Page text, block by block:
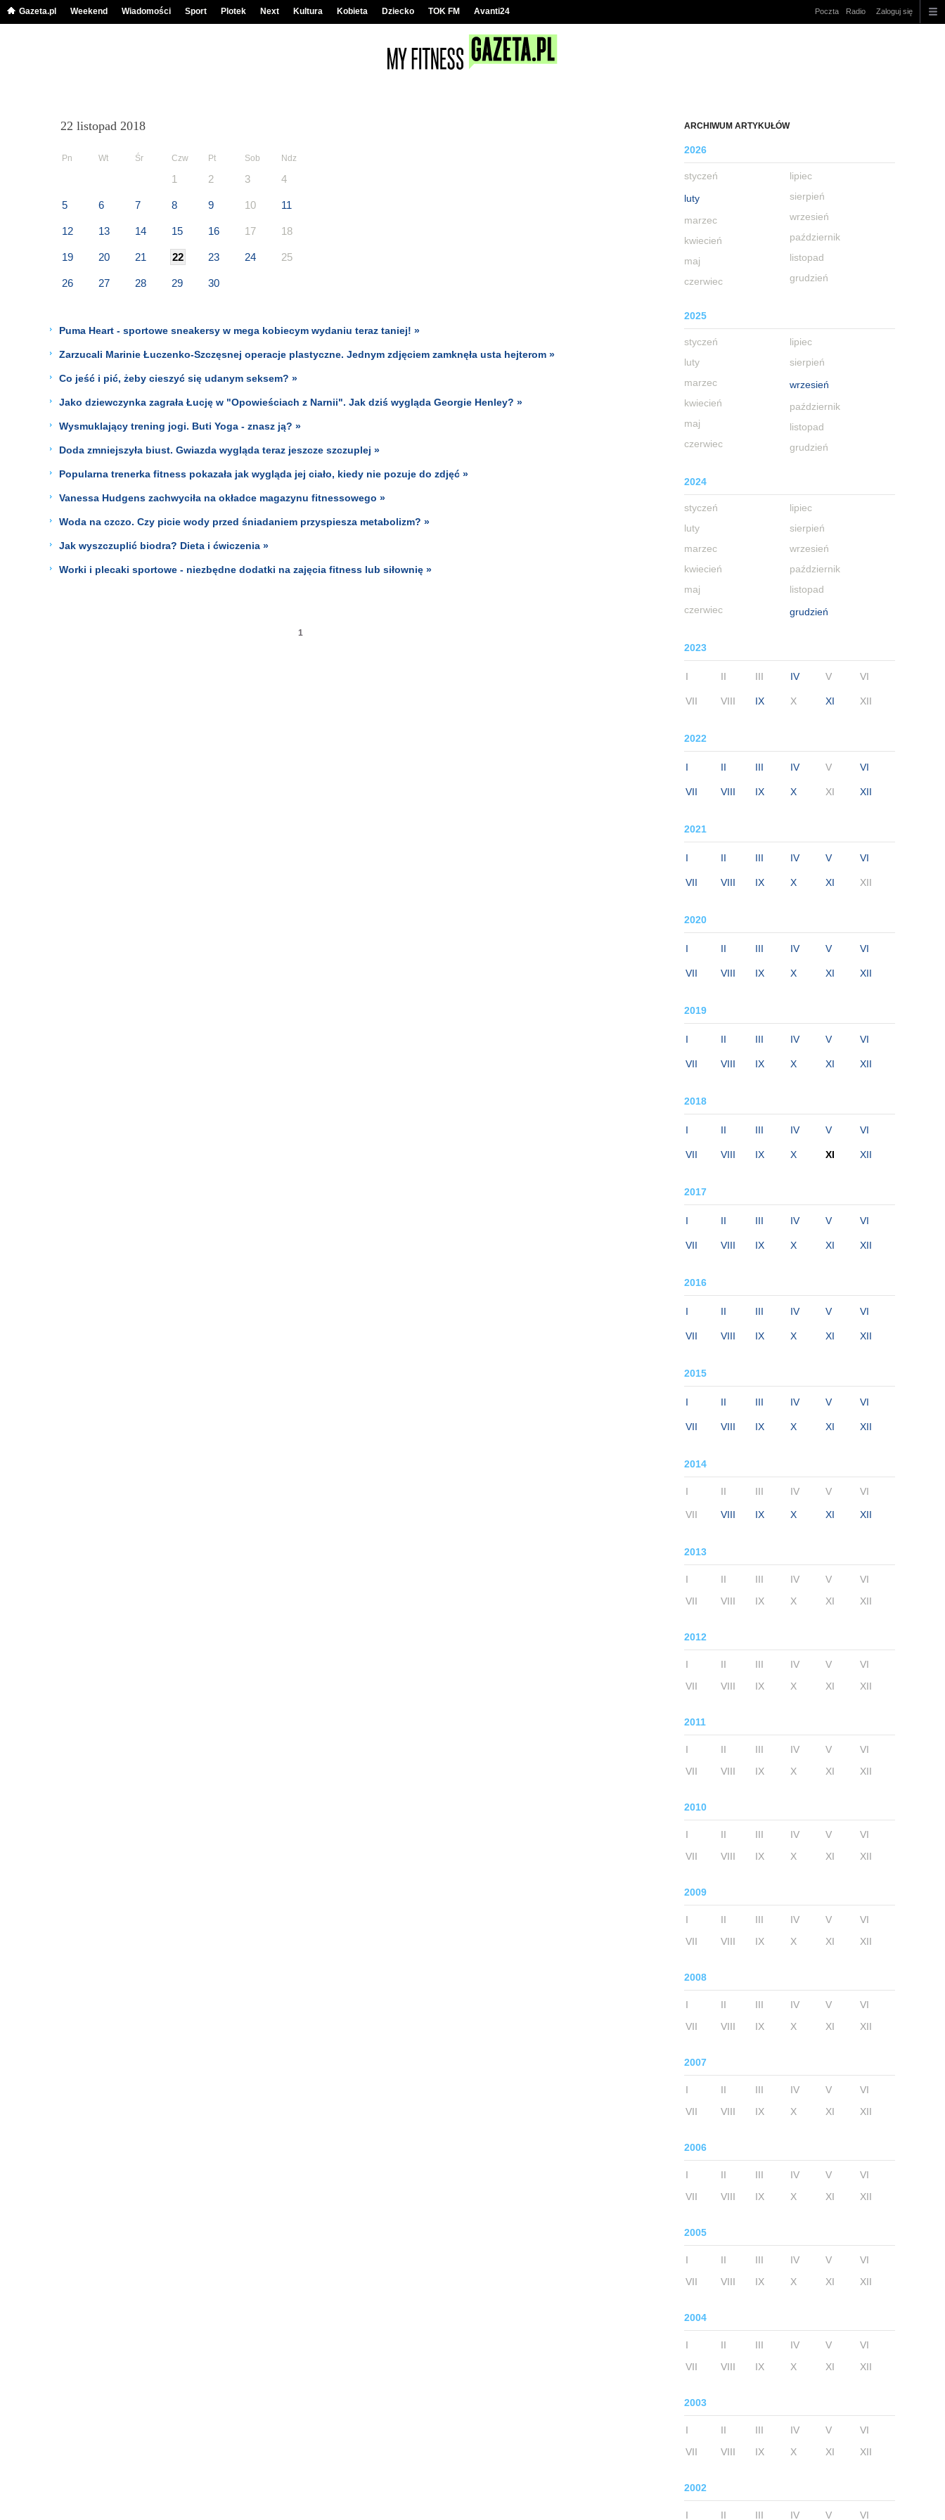
Gazeta.pl Weekend Wiadomości Sport Plotek Next Kultura Kobieta Dziecko TOK FM Avanti24 Poczta Radio Zaloguj się
ARCHIWUM ARTYKUŁÓW
2026
styczeń
luty
marzec
kwiecień
maj
czerwiec
lipiec
sierpień
wrzesień
październik
listopad
grudzień
2025
styczeń
luty
marzec
kwiecień
maj
czerwiec
lipiec
sierpień
wrzesień
październik
listopad
grudzień
2024
styczeń
luty
marzec
kwiecień
maj
czerwiec
lipiec
sierpień
wrzesień
październik
listopad
grudzień
2023
I II III IV V VI
VII VIII IX X XI XII
2022
I II III IV V VI
VII VIII IX X XI XII
2021
I II III IV V VI
VII VIII IX X XI XII
2020
I II III IV V VI
VII VIII IX X XI XII
2019
I II III IV V VI
VII VIII IX X XI XII
2018
I II III IV V VI
VII VIII IX X XI XII
2017
I II III IV V VI
VII VIII IX X XI XII
2016
I II III IV V VI
VII VIII IX X XI XII
2015
I II III IV V VI
VII VIII IX X XI XII
2014
I II III IV V VI
VII VIII IX X XI XII
2013
I II III IV V
VI
VII
VIII IX X XI XII
2012
I II III IV V
VI
VII
VIII IX X XI XII
2011
I II III IV V
VI
VII
VIII IX X XI XII
2010
I II III IV V
VI
VII
VIII IX X XI XII
2009
I II III IV V
VI
VII
VIII IX X XI XII
2008
I II III IV V
VI
VII
VIII IX X XI XII
2007
I II III IV V
VI
VII
VIII IX X XI XII
2006
I II III IV V
VI
VII
VIII IX X XI XII
2005
I II III IV V
VI
VII
VIII IX X XI XII
2004
I II III IV V
VI
VII
VIII IX X XI XII
2003
I II III IV V
VI
VII
VIII IX X XI XII
2002
I II III IV V VI
22 listopad 2018
Pn Wt Śr Czw Pt Sob Ndz
1 2 3 4
5 6 7 8 9 10 11
12 13 14 15 16 17 18
19 20 21 22 23 24 25
26 27 28 29 30
Puma Heart - sportowe sneakersy w mega kobiecym wydaniu teraz taniej! »
Zarzucali Marinie Łuczenko-Szczęsnej operacje plastyczne. Jednym zdjęciem zamknęła usta hejterom »
Co jeść i pić, żeby cieszyć się udanym seksem? »
Jako dziewczynka zagrała Łucję w "Opowieściach z Narnii". Jak dziś wygląda Georgie Henley? »
Wysmuklający trening jogi. Buti Yoga - znasz ją? »
Doda zmniejszyła biust. Gwiazda wygląda teraz jeszcze szczuplej »
Popularna trenerka fitness pokazała jak wygląda jej ciało, kiedy nie pozuje do zdjęć »
Vanessa Hudgens zachwyciła na okładce magazynu fitnessowego »
Woda na czczo. Czy picie wody przed śniadaniem przyspiesza metabolizm? »
Jak wyszczuplić biodra? Dieta i ćwiczenia »
Worki i plecaki sportowe - niezbędne dodatki na zajęcia fitness lub siłownię »
1